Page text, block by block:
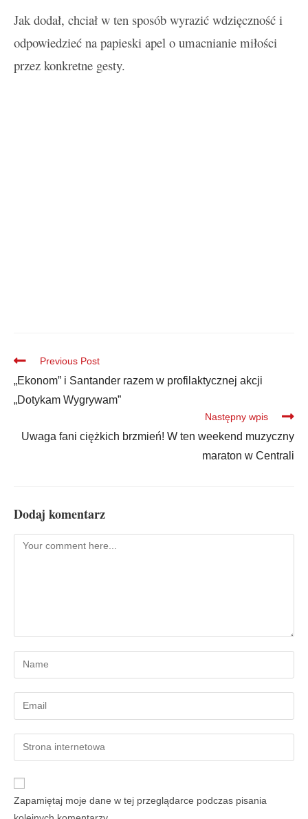
Jak dodał, chciał w ten sposób wyrazić wdzięczność i
odpowiedzieć na papieski apel o umacnianie miłości
przez konkretne gesty.
Previous Post
„Ekonom” i Santander razem w profilaktycznej akcji
„Dotykam Wygrywam”
Następny wpis
Uwaga fani ciężkich brzmień! W ten weekend muzyczny
maraton w Centrali
Dodaj komentarz
Zapamiętaj moje dane w tej przeglądarce podczas pisania